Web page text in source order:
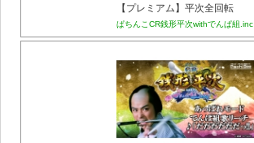
【プレミアム】平次全回転
ぱちんこCR銭形平次withでんぱ組.inc